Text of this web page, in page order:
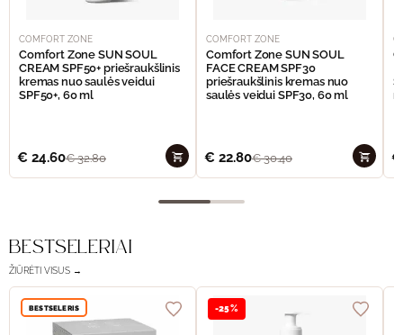
COMFORT ZONE
Comfort Zone SUN SOUL
CREAM SPF50+ priešraukšlinis
kremas nuo saulės veidui
SPF50+, 60 ml
€ 24.60€32.80
COMFORT ZONE
Comfort Zone SUN SOUL
FACE CREAM SPF30
priešraukšlinis kremas nuo
saulės veidui SPF30, 60 ml
€ 22.80€30.40 €
BESTSELERIAI
ŽIŪRĖTI VISUS →
BESTSELERIS -25%